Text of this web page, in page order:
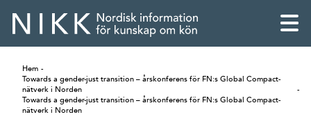
Hem
Towards a gender-just transition – årskonferens för FN:s Global Compact-
nätverk i Norden
Towards a gender-just transition – årskonferens för FN:s Global Compact-
nätverk i Norden